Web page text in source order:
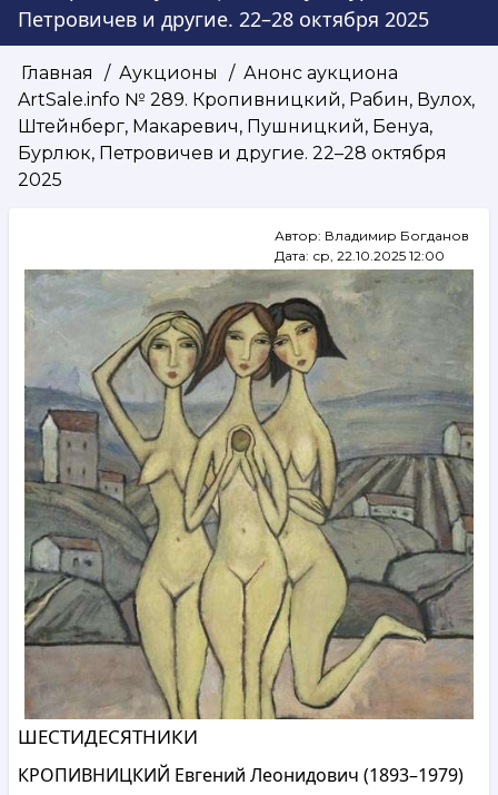
Петровичев и другие. 22–28 октября 2025
Строка
навигации
Главная Аукционы
Анонс аукциона
ArtSale.info № 289. Кропивницкий, Рабин, Вулох,
Штейнберг, Макаревич, Пушницкий, Бенуа,
Бурлюк, Петровичев и другие. 22–28 октября
2025
Автор: Владимир Богданов
Дата: ср, 22.10.2025 12:00
ШЕСТИДЕСЯТНИКИ
КРОПИВНИЦКИЙ Евгений Леонидович (1893–1979)